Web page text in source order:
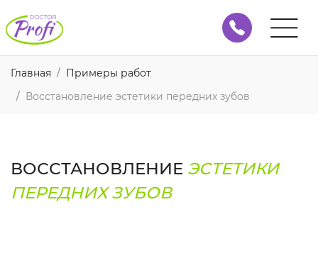
Главная
Примеры работ
Восстановление эстетики передних зубов
ВОССТАНОВЛЕНИЕ ЭСТЕТИКИ
ПЕРЕДНИХ ЗУБОВ